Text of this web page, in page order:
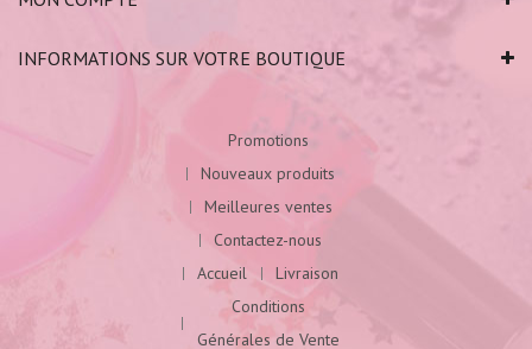
INFORMATIONS SUR VOTRE BOUTIQUE
Promotions
Nouveaux produits
Meilleures ventes
Contactez-nous
Accueil
Livraison
Conditions
Générales de Vente